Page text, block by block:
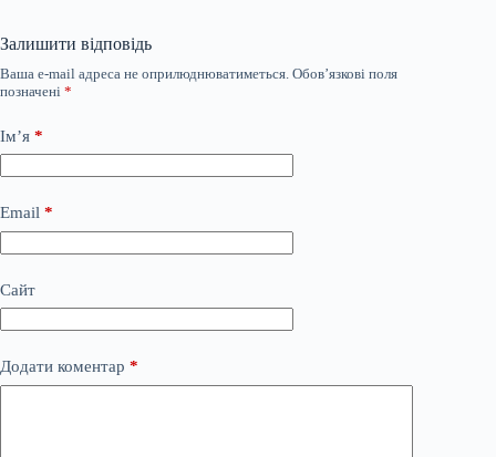
Залишити відповідь
Ваша e-mail адреса не оприлюднюватиметься. Обов’язкові поля
позначені *
Ім’я *
Email *
Сайт
Додати коментар *